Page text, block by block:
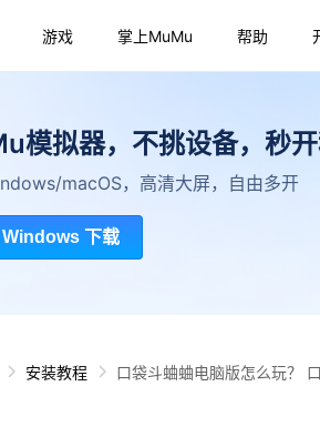
游戏 掌上MuMu 帮助
模拟器，不挑设备，秒开
macOS，高清大屏，自由多开
Windows 下载
安装教程 口袋斗蛐蛐电脑版怎么玩？